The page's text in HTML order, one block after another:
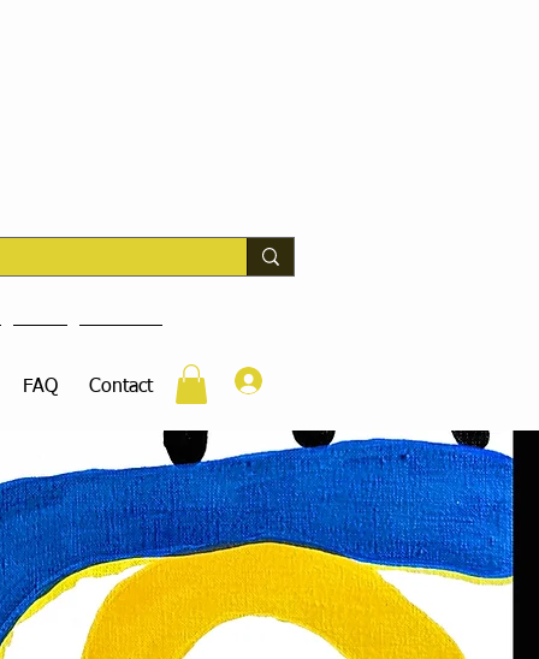
FAQ Contact